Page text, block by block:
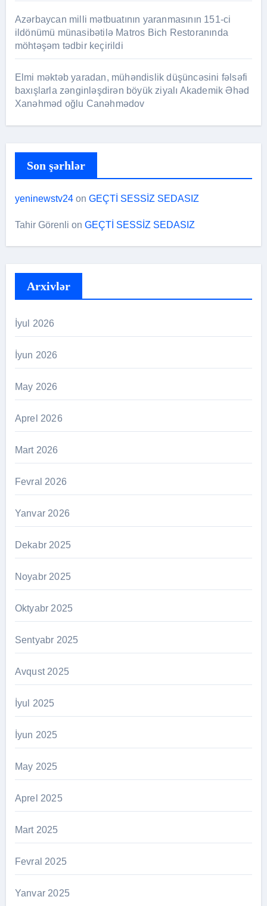
Azərbaycan milli mətbuatının yaranmasının 151-ci
ildönümü münasibətilə Matros Bich Restoranında
möhtəşəm tədbir keçirildi
Elmi məktəb yaradan, mühəndislik düşüncəsini fəlsəfi
baxışlarla zənginləşdirən böyük ziyalı Akademik Əhəd
Xanəhməd oğlu Canəhmədov
Son şərhlər
yeninewstv24on GEÇTİ SESSİZ SEDASIZ
Tahir Görenli on GEÇTİ SESSİZ SEDASIZ
Arxivlər
İyul 2026
İyun 2026
May 2026
Aprel 2026
Mart 2026
Fevral 2026
Yanvar 2026
Dekabr 2025
Noyabr 2025
Oktyabr 2025
Sentyabr 2025
Avqust 2025
İyul 2025
İyun 2025
May 2025
Aprel 2025
Mart 2025
Fevral 2025
Yanvar 2025